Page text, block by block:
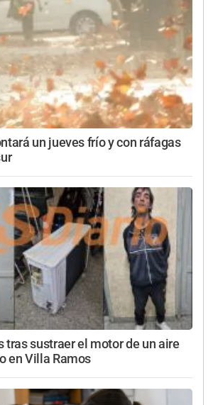
un jueves frío y con ráfagas
tras sustraer el motor de un aire
en Villa Ramos